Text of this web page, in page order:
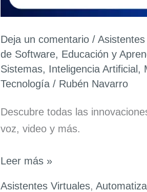
Deja un comentario /
de Software, Educación y
Sistemas, Inteligencia Artificial ,
Tecnología / Rubén Navarro
Descubre todas las
voz, video y más.
12
Leer más »
Asistentes Virtuales,